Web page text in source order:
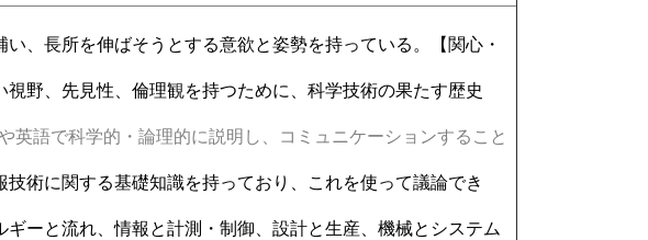
、長所を伸ばそうとする意欲と姿勢を持っている。【関心・
野、先見性、倫理観を持つために、科学技術の果たす歴史
語で科学的・論理的に説明し、コミュニケーションすること
術に関する基礎知識を持っており、これを使って議論でき
ーと流れ、情報と計測・制御、設計と生産、機械とシステム